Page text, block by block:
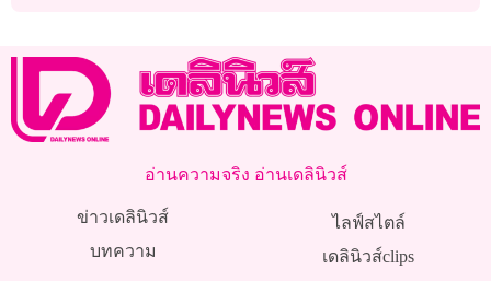
อ่านความจริง อ่านเดลินิวส์
ข่าวเดลินิวส์
บทความ
ไลฟ์สไตล์
เดลินิวส์clips